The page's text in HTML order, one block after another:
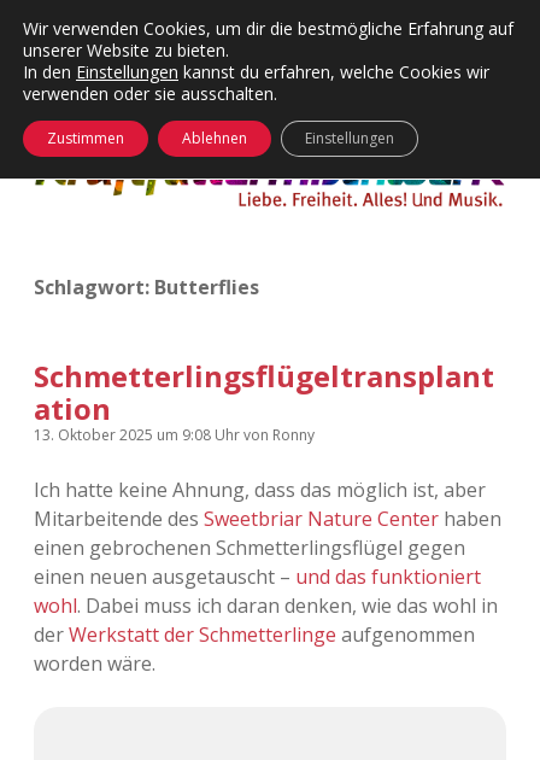
Kategorien
Menü
24 Hours Chilling
Die Wende
KFMW-Disco
Täglicher Sinnwahn
Visuelles
Wandnotizen
KFMW-Disco
Dates
Contact
öffnen
Adventskalender 2012
Adventskalender 2013
Adventskalender 2014
öffnen
Schlagwort: Butterflies
Schmetterlingsflügeltransplant
ation
13. Oktober 2025 um 9:08 Uhrvon Ronny
Ich hatte keine Ahnung, dass das möglich ist, aber
Mitarbeitende des Sweetbriar Nature Center haben
einen gebrochenen Schmetterlingsflügel gegen
einen neuen ausgetauscht – und das funktioniert
wohl. Dabei muss ich daran denken, wie das wohl in
derWerkstatt der Schmetterlinge aufgenommen
worden wäre.
Wir verwenden Cookies, um dir die bestmögliche Erfahrung auf
unserer Website zu bieten.
In den Einstellungen kannst du erfahren, welche Cookies wir
verwenden oder sie ausschalten.
Zustimmen Ablehnen Einstellungen